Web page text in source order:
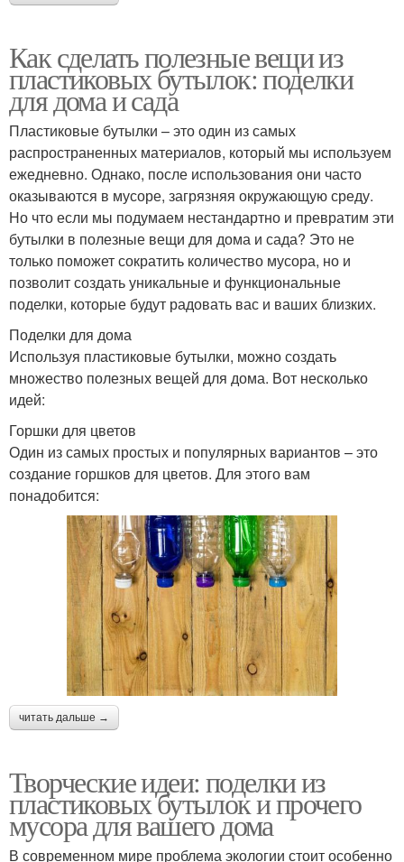
Как сделать полезные вещи из
пластиковых бутылок: поделки
для дома и сада
Пластиковые бутылки – это один из самых
распространенных материалов, который мы используем
ежедневно. Однако, после использования они часто
оказываются в мусоре, загрязняя окружающую среду.
Но что если мы подумаем нестандартно и превратим эти
бутылки в полезные вещи для дома и сада? Это не
только поможет сократить количество мусора, но и
позволит создать уникальные и функциональные
поделки, которые будут радовать вас и ваших близких.
Поделки для дома
Используя пластиковые бутылки, можно создать
множество полезных вещей для дома. Вот несколько
идей:
Горшки для цветов
Один из самых простых и популярных вариантов – это
создание горшков для цветов. Для этого вам
понадобится:
читать дальше →
Творческие идеи: поделки из
пластиковых бутылок и прочего
мусора для вашего дома
В современном мире проблема экологии стоит особенно